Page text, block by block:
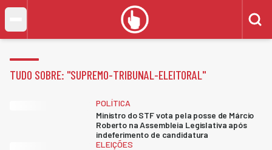
TUDO SOBRE: "SUPREMO-TRIBUNAL-ELEITORAL"
POLÍTICA
Ministro do STF vota pela posse de Márcio
Roberto na Assembleia Legislativa após
indeferimento de candidatura
ELEIÇÕES